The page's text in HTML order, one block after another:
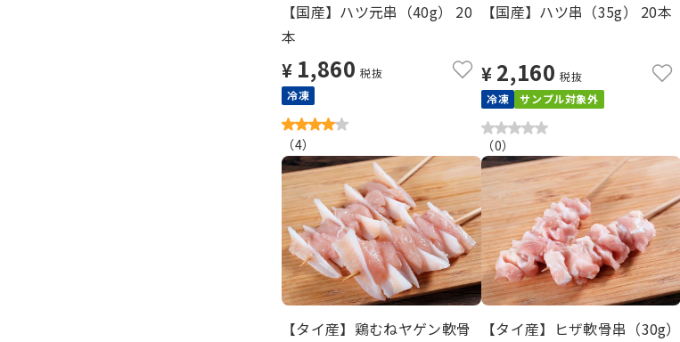
【国産】ハツ元串（40g） 20
本
¥ 1,860 税抜
冷凍
（4）
【国産】ハツ串（35g） 20本
¥ 2,160 税抜
冷凍
サンプル対象外
（0）
【タイ産】鶏むねヤゲン軟骨
【タイ産】ヒザ軟骨串（30g）